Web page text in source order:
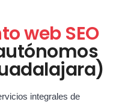
web SEO
integrales de